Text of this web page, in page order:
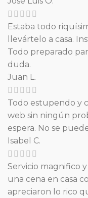
Estaba todo
llevártelo a casa.
Todo preparado
duda.
Juan L.
Todo estupendo y
web sin ningún
espera. No se
Isabel C.
Servicio magnifico
una cena en casa
apreciaron lo rico